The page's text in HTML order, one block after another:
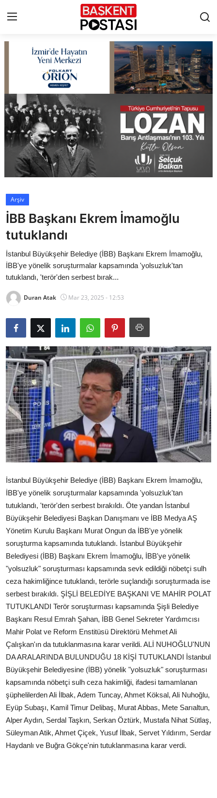
Çerez Politikası
Künye
Ankara
TBMM
Cumhurbaşkanlığı
Bakanlıklar
Siyasi Partiler
Mülki İdare
Toplum ve Yaşam
Sivil Toplum Kuruluşları
Kamu Kurumları ve Üst Kurullar
Resmi Reklamlar
Arşiv
İBB Başkanı Ekrem İmamoğlu
tutuklandı
İstanbul Büyükşehir Belediye (İBB) Başkanı Ekrem İmamoğlu,
İBB'ye yönelik soruşturmalar kapsamında 'yolsuzluk'tan
tutuklandı, 'terör'den serbest bırak...
Duran Atak Mar 23, 2025 - 12:53
İstanbul Büyükşehir Belediye (İBB) Başkanı Ekrem İmamoğlu,
İBB'ye yönelik soruşturmalar kapsamında 'yolsuzluk'tan
tutuklandı, 'terör'den serbest bırakıldı. Öte yandan İstanbul
Büyükşehir Belediyesi Başkan Danışmanı ve İBB Medya AŞ
Yönetim Kurulu Başkanı Murat Ongun da İBB'ye yönelik
soruşturma kapsamında tutuklandı. İstanbul Büyükşehir
Belediyesi (İBB) Başkanı Ekrem İmamoğlu, İBB'ye yönelik
"yolsuzluk" soruşturması kapsamında sevk edildiği nöbetçi sulh
ceza hakimliğince tutuklandı, terörle suçlandığı soruşturmada ise
serbest bırakıldı. ŞİŞLİ BELEDİYE BAŞKANI VE MAHİR POLAT
TUTUKLANDI Terör soruşturması kapsamında Şişli Belediye
Başkanı Resul Emrah Şahan, İBB Genel Sekreter Yardımcısı
Mahir Polat ve Reform Enstitüsü Direktörü Mehmet Ali
Çalışkan'ın da tutuklanmasına karar verildi. ALİ NUHOĞLU'NUN
DA ARALARINDA BULUNDUĞU 18 KİŞİ TUTUKLANDI İstanbul
Büyükşehir Belediyesine (İBB) yönelik "yolsuzluk" soruşturması
kapsamında nöbetçi sulh ceza hakimliği, ifadesi tamamlanan
şüphelilerden Ali İlbak, Adem Tuncay, Ahmet Köksal, Ali Nuhoğlu,
Eyüp Subaşı, Kamil Timur Delibaş, Murat Abbas, Mete Sarıaltun,
Alper Aydın, Serdal Taşkın, Serkan Öztürk, Mustafa Nihat Sütlaş,
Süleyman Atik, Ahmet Çiçek, Yusuf İlbak, Servet Yıldırım, Serdar
Haydanlı ve Buğra Gökçe'nin tutuklanmasına karar verdi.